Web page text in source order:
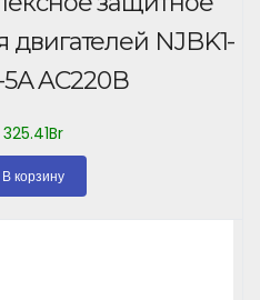
двигателей NJBK1-
5А AC220В
325.41Br
В корзину